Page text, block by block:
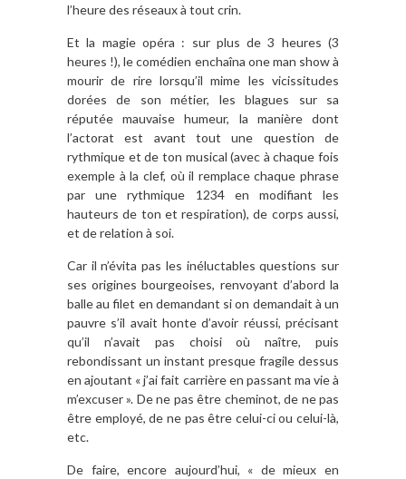
l’heure des réseaux à tout crin.
Et la magie opéra : sur plus de 3 heures (3
heures !), le comédien enchaîna one man show à
mourir de rire lorsqu’il mime les vicissitudes
dorées de son métier, les blagues sur sa
réputée mauvaise humeur, la manière dont
l’actorat est avant tout une question de
rythmique et de ton musical (avec à chaque fois
exemple à la clef, où il remplace chaque phrase
par une rythmique 1234 en modifiant les
hauteurs de ton et respiration), de corps aussi,
et de relation à soi.
Car il n’évita pas les inéluctables questions sur
ses origines bourgeoises, renvoyant d’abord la
balle au filet en demandant si on demandait à un
pauvre s’il avait honte d’avoir réussi, précisant
qu’il n’avait pas choisi où naître, puis
rebondissant un instant presque fragile dessus
en ajoutant « j’ai fait carrière en passant ma vie à
m’excuser ». De ne pas être cheminot, de ne pas
être employé, de ne pas être celui-ci ou celui-là,
etc.
De faire, encore aujourd’hui, « de mieux en